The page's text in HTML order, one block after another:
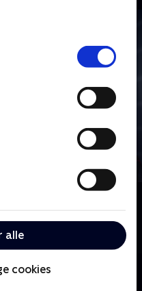
alle
cookies
af det ydre rum.